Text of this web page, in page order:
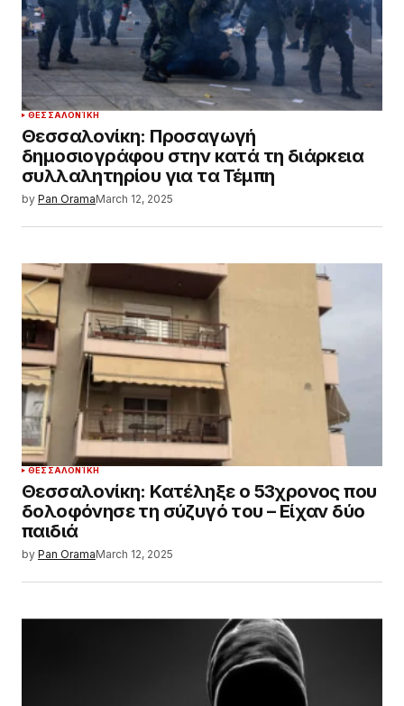
ΘΕΣΣΑΛΟΝΊΚΗ
Θεσσαλονίκη: Προσαγωγή
δημοσιογράφου στην κατά τη διάρκεια
συλλαλητηρίου για τα Τέμπη
by Pan OramaMarch 12, 2025
ΘΕΣΣΑΛΟΝΊΚΗ
Θεσσαλονίκη: Κατέληξε ο 53χρονος που
δολοφόνησε τη σύζυγό του – Είχαν δύο
παιδιά
by Pan OramaMarch 12, 2025